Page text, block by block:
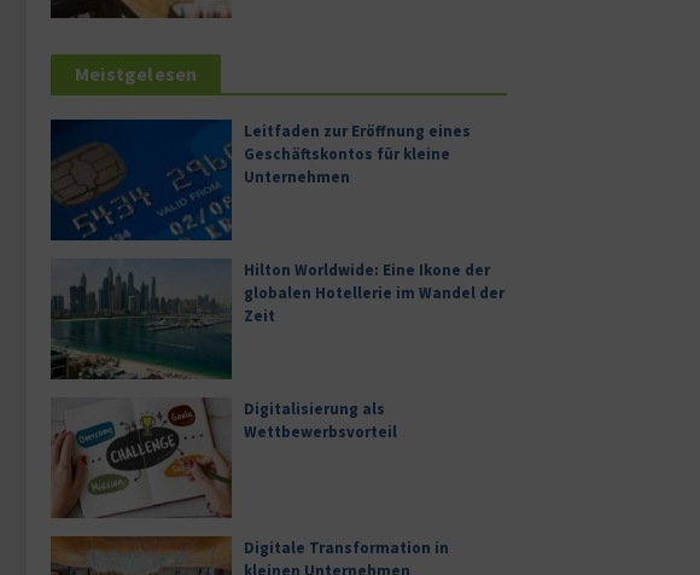
Meistgelesen
Leitfaden zur Eröffnung eines
Geschäftskontos für kleine
Unternehmen
Hilton Worldwide: Eine Ikone der
globalen Hotellerie im Wandel der
Zeit
Digitalisierung als
Wettbewerbsvorteil
Digitale Transformation in
kleinen Unternehmen